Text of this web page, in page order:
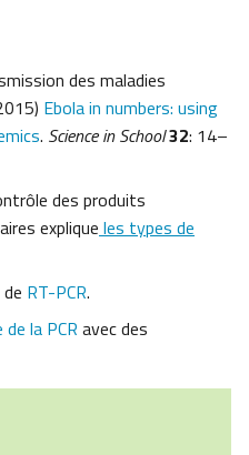
des maladies
Ebola in numbers: using
. Science in School32: 14–
des produits
explique les types de
RT-PCR.
de la PCR avec des